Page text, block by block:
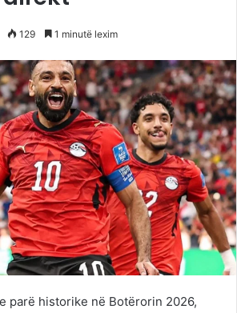
129 1 minutë lexim
parë historike në Botërorin 2026,